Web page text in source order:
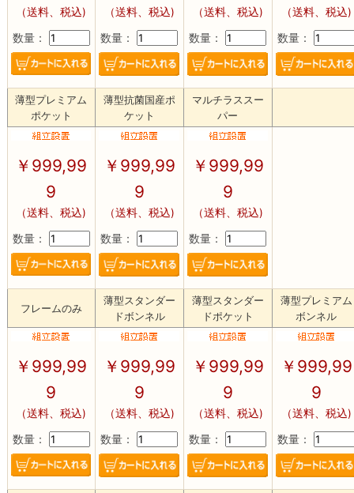
（送料、税込)
数量：
（送料、税込)
数量：
（送料、税込)
数量：
（送料、税込)
数量：
薄型プレミアム
ポケット
薄型抗菌国産ポ
ケット
マルチラススー
パー
￥ 999,99
9
（送料、税込)
数量：
￥ 999,99
9
（送料、税込)
数量：
￥ 999,99
9
（送料、税込)
数量：
フレームのみ
薄型スタンダー
ドボンネル
薄型スタンダー
ドポケット
薄型プレミアム
ボンネル
￥ 999,99
9
（送料、税込)
数量：
￥ 999,99
9
（送料、税込)
数量：
￥ 999,99
9
（送料、税込)
数量：
￥ 999,99
9
（送料、税込)
数量：